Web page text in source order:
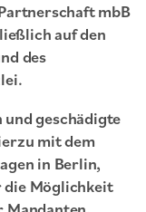
mbB
auf den
des
geschädigte
mit dem
in Berlin,
die Möglichkeit